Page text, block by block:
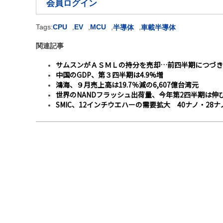
会員ログイン
Tags:CPU EV MCU 半導体 車載半導体
関連記事
サムスンがＡＳＭＬの持分を売却…前四半期につづき
中国のGDP、第３四半期は4.9%増
鴻海、９月売上高は19.7％減の6,607億台湾元
世界のNANDフラッシュ出荷量、今年第2四半期は伸
SMIC、12インチウエハーの需要拡大 40ナノ・28ナ